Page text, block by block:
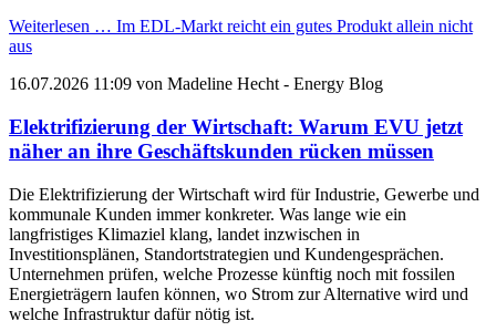
Weiterlesen … Im EDL-Markt reicht ein gutes Produkt allein nicht
aus
16.07.2026 11:09 von Madeline Hecht - Energy Blog
Elektrifizierung der Wirtschaft: Warum EVU jetzt
näher an ihre Geschäftskunden rücken müssen
Die Elektrifizierung der Wirtschaft wird für Industrie, Gewerbe und
kommunale Kunden immer konkreter. Was lange wie ein
langfristiges Klimaziel klang, landet inzwischen in
Investitionsplänen, Standortstrategien und Kundengesprächen.
Unternehmen prüfen, welche Prozesse künftig noch mit fossilen
Energieträgern laufen können, wo Strom zur Alternative wird und
welche Infrastruktur dafür nötig ist.